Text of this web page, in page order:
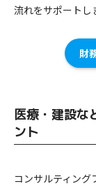
流れをサポートし
財
医療・建設な
ント
コンサルティング